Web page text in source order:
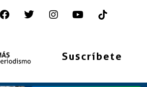
Suscríbete